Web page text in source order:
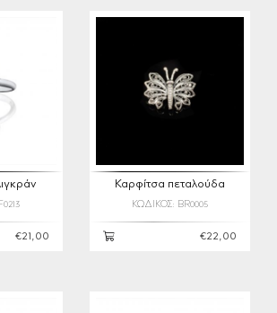
€21,00
Καρφίτσα πεταλούδα
ΚΩΔΙΚΟΣ: BR0005
€22,00